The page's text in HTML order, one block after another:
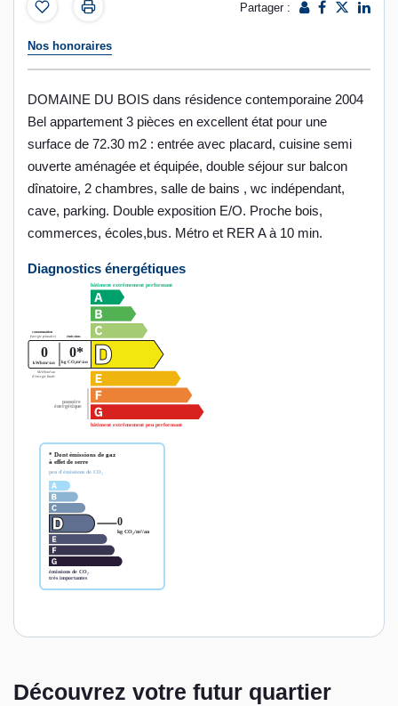
Partager :
Nos honoraires
DOMAINE DU BOIS dans résidence contemporaine 2004
Bel appartement 3 pièces en excellent état pour une
surface de 72.30 m2 : entrée avec placard, cuisine semi
ouverte aménagée et équipée, double séjour sur balcon
dînatoire, 2 chambres, salle de bains , wc indépendant,
cave, parking. Double exposition E/O. Proche bois,
commerces, écoles,bus. Métro et RER A à 10 min.
Diagnostics énergétiques
Découvrez votre futur quartier